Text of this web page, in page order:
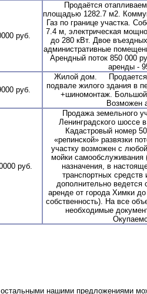
руб.
Продаётся
площадью 1282.7 м2.
Газ по границе участка.
7.4 м, электрическая
до 280 кВт. Двое
административные
Арендный поток 850 000
аренды -
руб.
Жилой дом. Продается
подвале жилого здания в
+шиномонтаж. Большой
Возможен
руб.
Продажа земельного
Ленинградского шоссе
Кадастровый номер
«репинской» развязки
участку возможен с
мойки самообслуживания
назначения, в
транспортных
дополнительно ведется
аренде от города Химки
собственность). На все
необходимые
нашими предложениями